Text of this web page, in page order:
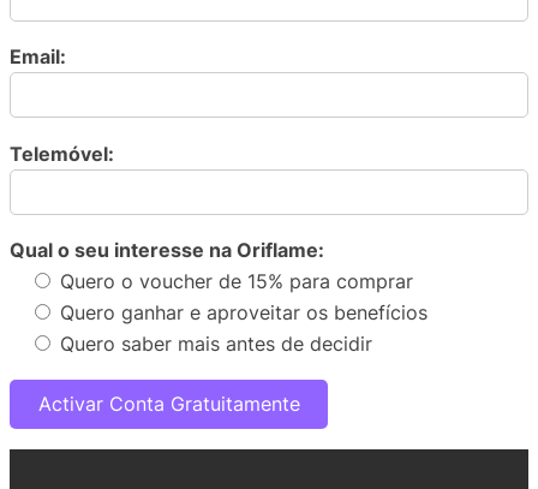
Email:
Telemóvel:
Qual o seu interesse na Oriflame:
Quero o voucher de 15% para comprar
Quero ganhar e aproveitar os benefícios
Quero saber mais antes de decidir